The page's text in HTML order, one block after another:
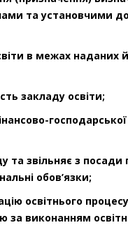
та установчими
в межах наданих
закладу освіти;
господарської
та звільняє з посади
обов’язки;
освітнього
за виконанням